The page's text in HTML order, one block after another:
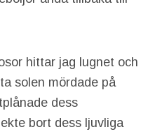
hittar jag lugnet och
solen mördade på
dess
bort dess ljuvliga